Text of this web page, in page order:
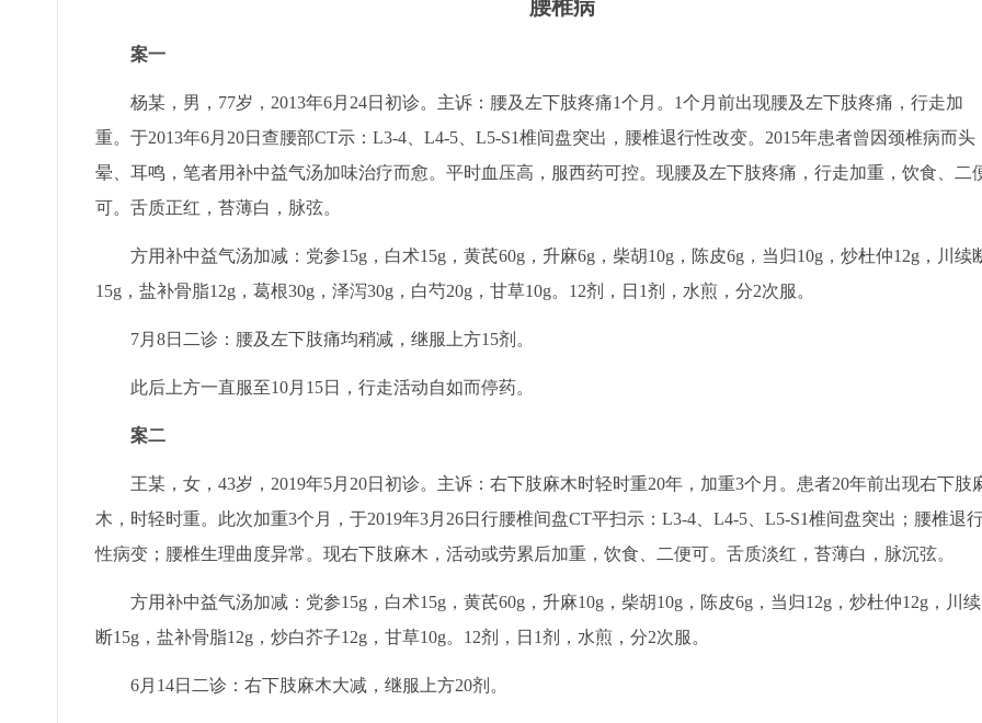
腰椎病
案一
杨某，男，77岁，2013年6月24日初诊。主诉：腰及左下肢疼痛1个月。1个月前出现腰及左下肢疼痛，行走加
重。于2013年6月20日查腰部CT示：L3-4、L4-5、L5-S1椎间盘突出，腰椎退行性改变。2015年患者曾因颈椎病而头
晕、耳鸣，笔者用补中益气汤加味治疗而愈。平时血压高，服西药可控。现腰及左下肢疼痛，行走加重，饮食、二
可。舌质正红，苔薄白，脉弦。
方用补中益气汤加减：党参15g，白术15g，黄芪60g，升麻6g，柴胡10g，陈皮6g，当归10g，炒杜仲12g，川续
15g，盐补骨脂12g，葛根30g，泽泻30g，白芍20g，甘草10g。12剂，日1剂，水煎，分2次服。
7月8日二诊：腰及左下肢痛均稍减，继服上方15剂。
此后上方一直服至10月15日，行走活动自如而停药。
案二
王某，女，43岁，2019年5月20日初诊。主诉：右下肢麻木时轻时重20年，加重3个月。患者20年前出现右下肢
木，时轻时重。此次加重3个月，于2019年3月26日行腰椎间盘CT平扫示：L3-4、L4-5、L5-S1椎间盘突出；腰椎退
性病变；腰椎生理曲度异常。现右下肢麻木，活动或劳累后加重，饮食、二便可。舌质淡红，苔薄白，脉沉弦。
方用补中益气汤加减：党参15g，白术15g，黄芪60g，升麻10g，柴胡10g，陈皮6g，当归12g，炒杜仲12g，川续
断15g，盐补骨脂12g，炒白芥子12g，甘草10g。12剂，日1剂，水煎，分2次服。
6月14日二诊：右下肢麻木大减，继服上方20剂。